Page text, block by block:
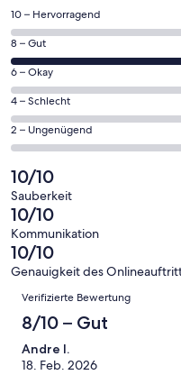
einem
neuen
Fenster
geöffnet
0
von
insgesamt
1
Gästebewertungen
haben
eine
Bewertung
von
10
-
Hervorragend
10 – Hervorragend
1
von
insgesamt
1
Gästebewertungen
haben
Bewertung
von
8
-
Gut
8 – Gut
0
von
insgesamt
1
Gästebewertungen
haben
eine
Bewertung
von
6
-
Okay
6 – Okay
0
von
insgesamt
Gästebewertungen
haben
eine
Bewertung
von
4
Schlecht
4 – Schlecht
0
von
insgesamt
1
Gästebewertungen
haben
eine
Bewertung
Ungenügend
2 – Ungenügend
10/10
Sauberkeit
10/10
Kommunikation
10/10
Genauigkeit des
Bewertungen
Verifizierte Bewertung
8/10 – Gut
Andre I.
18. Feb. 2026